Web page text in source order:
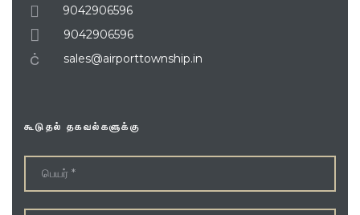
9042906596
9042906596
sales@airporttownship.in
கூடுதல் தகவல்களுக்கு